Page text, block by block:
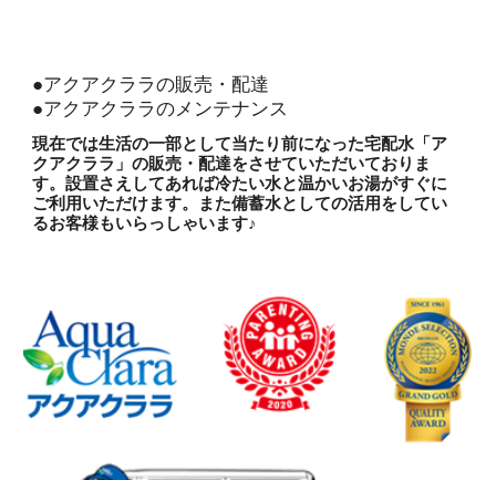
●アクアクララの販売・配達
●アクアクララのメンテナンス
現在では生活の一部として当たり前になった宅配水「ア
クアクララ」の販売・配達をさせていただいておりま
す。設置さえしてあれば冷たい水と温かいお湯がすぐに
ご利用いただけます。また備蓄水としての活用をしてい
るお客様もいらっしゃいます♪